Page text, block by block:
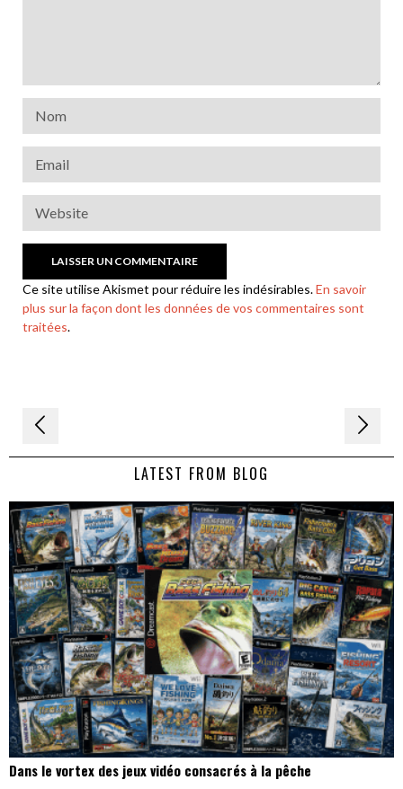
Ce site utilise Akismet pour réduire les indésirables.En savoir
plus sur la façon dont les données de vos commentaires sont
traitées.
Navigation
de LATEST FROM BLOG
Dans le vortex des jeux vidéo consacrés à la pêche